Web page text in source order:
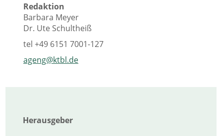
Redaktion
Barbara Meyer
Dr. Ute Schultheiß
tel+49 6151 7001-127
ageng@ktbl.de
Herausgeber